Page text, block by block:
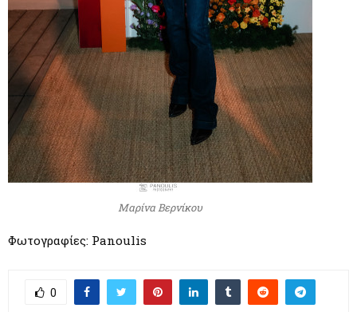
Μαρίνα Βερνίκου
Φωτογραφίες: Panoulis
0